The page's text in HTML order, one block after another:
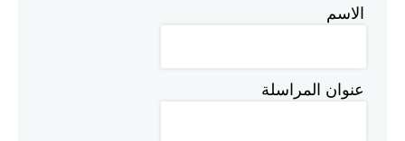
الاسم
عنوان المراسلة